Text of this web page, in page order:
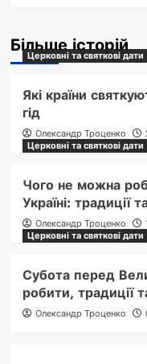
Більше історій
Церковні та святкові дати
Які країни
гід
Олександр Троценко
Церковні та святкові дати
Чого не можна
Україні: традиції
Олександр Троценко
Церковні та святкові дати
Субота перед
робити, традиції
Олександр Троценко